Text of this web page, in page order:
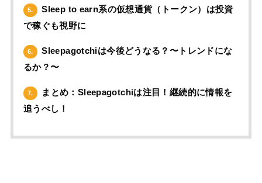
5.
Sleep to earn系の仮想通貨（トークン）は投資
で稼ぐも視野に
6.
Sleepagotchiは今後どうなる？〜トレンドにな
るか？〜
7.
まとめ：Sleepagotchiは注目！継続的に情報を
追うべし！